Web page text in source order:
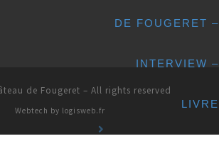
DE FOUGERET –
INTERVIEW –
LIVRE
de Fougeret – All rights reserved
Webtech by logisweb.fr